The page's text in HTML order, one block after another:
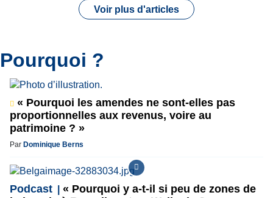
Voir plus d'articles
Pourquoi ?
« Pourquoi les amendes ne sont-elles pas
proportionnelles aux revenus, voire au
patrimoine ? »
Par Dominique Berns
Podcast
« Pourquoi y a-t-il si peu de zones de